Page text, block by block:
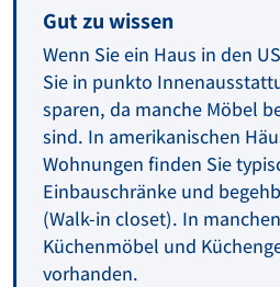
Gut zu wissen
Wenn Sie ein Haus in den
Sie in punkto
sparen, da manche Möbel
sind. In amerikanischen
Wohnungen finden Sie
Einbauschränke und
(Walk-in closet). In
Küchenmöbel und
vorhanden.